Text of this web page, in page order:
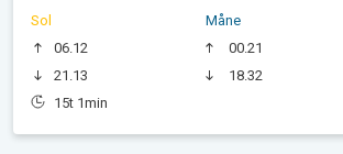
Sol
06.12
21.13
15t 1min
Måne
00.21
18.32